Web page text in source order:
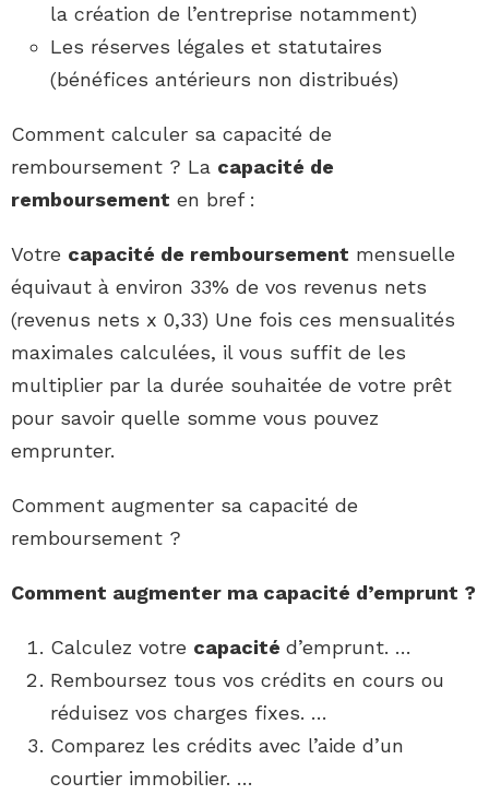
la création de l’entreprise notamment)
Les réserves légales et statutaires
(bénéfices antérieurs non distribués)
Comment calculer sa capacité de
remboursement ? La capacité de
remboursement en bref :
Votre capacité de remboursement mensuelle
équivaut à environ 33% de vos revenus nets
(revenus nets x 0,33) Une fois ces mensualités
maximales calculées, il vous suffit de les
multiplier par la durée souhaitée de votre prêt
pour savoir quelle somme vous pouvez
emprunter.
Comment augmenter sa capacité de
remboursement ?
Comment augmenter ma capacité d’emprunt ?
Calculez votre capacité d’emprunt. …
Remboursez tous vos crédits en cours ou
réduisez vos charges fixes. …
Comparez les crédits avec l’aide d’un
courtier immobilier. …